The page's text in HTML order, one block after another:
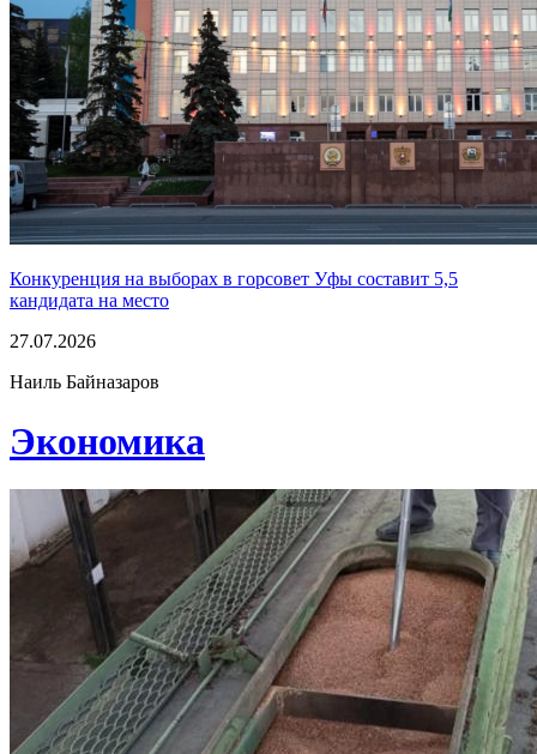
Конкуренция на выборах в горсовет Уфы составит 5,5
кандидата на место
27.07.2026
Наиль Байназаров
Экономика